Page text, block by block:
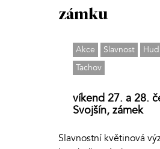
zámku
Akce Slavnost
Tachov
víkend 27. a 28.
Svojšín, zámek
Slavnostní květinová